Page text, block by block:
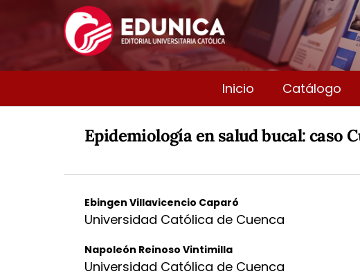
Inicio Catálogo
Epidemiología en salud bucal: caso
Ebingen Villavicencio Caparó
Universidad Católica de Cuenca
Napoleón Reinoso Vintimilla
Universidad Católica de Cuenca